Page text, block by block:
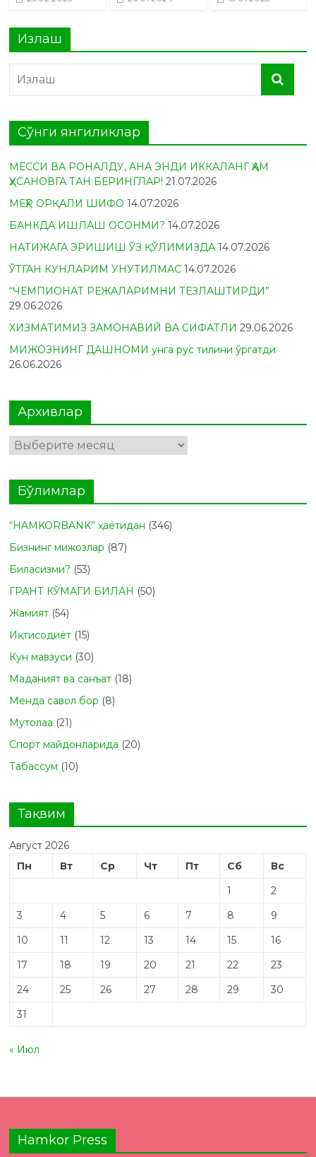
Излаш
Сўнги янгиликлар
МЕССИ ВА РОНАЛДУ, АНА ЭНДИ ИККАЛАНГ ҲАМ
ҲУСАНОВГА ТАН БЕРИНГЛАР! 21.07.2026
МЕҲР ОРҚАЛИ ШИФО 14.07.2026
БАНКДА ИШЛАШ ОСОНМИ? 14.07.2026
НАТИЖАГА ЭРИШИШ ЎЗ ҚЎЛИМИЗДА 14.07.2026
ЎТГАН КУНЛАРИМ УНУТИЛМАС 14.07.2026
“ЧЕМПИОНАТ РЕЖАЛАРИМНИ ТЕЗЛАШТИРДИ”
29.06.2026
ХИЗМАТИМИЗ ЗАМОНАВИЙ ВА СИФАТЛИ 29.06.2026
МИЖОЗНИНГ ДАШНОМИ унга рус тилини ўргатди
26.06.2026
Архивлар
Архивлар
Бўлимлар
“HAMKORBANK” ҳаётидан (346)
Бизнинг мижозлар (87)
Биласизми? (53)
ГРАНТ КЎМАГИ БИЛАН (50)
Жамият (54)
Иқтисодиёт (15)
Кун мавзуси (30)
Маданият ва санъат (18)
Менда савол бор (8)
Мутолаа (21)
Спорт майдонларида (20)
Табасcум (10)
Тақвим
Август 2026
Пн
Вт Ср Чт Пт Сб
Вс
1
2
3
4 5 6 7 8
9
10
11 12 13 14 15
16
17
18 19 20 21 22
23
24
25 26 27 28 29
30
31
« Июл
Hamkor Press